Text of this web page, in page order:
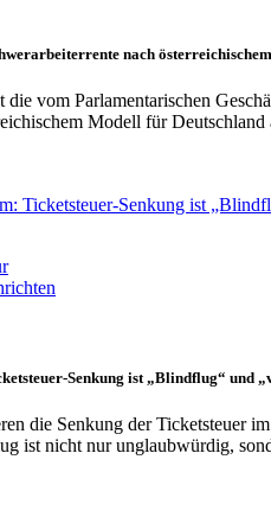
nach
vom Parlamentarischen
Modell für
Senkung ist „Blindflug“ und
die Senkung der Ticketsteuer
ist nicht nur unglaubwürdig,